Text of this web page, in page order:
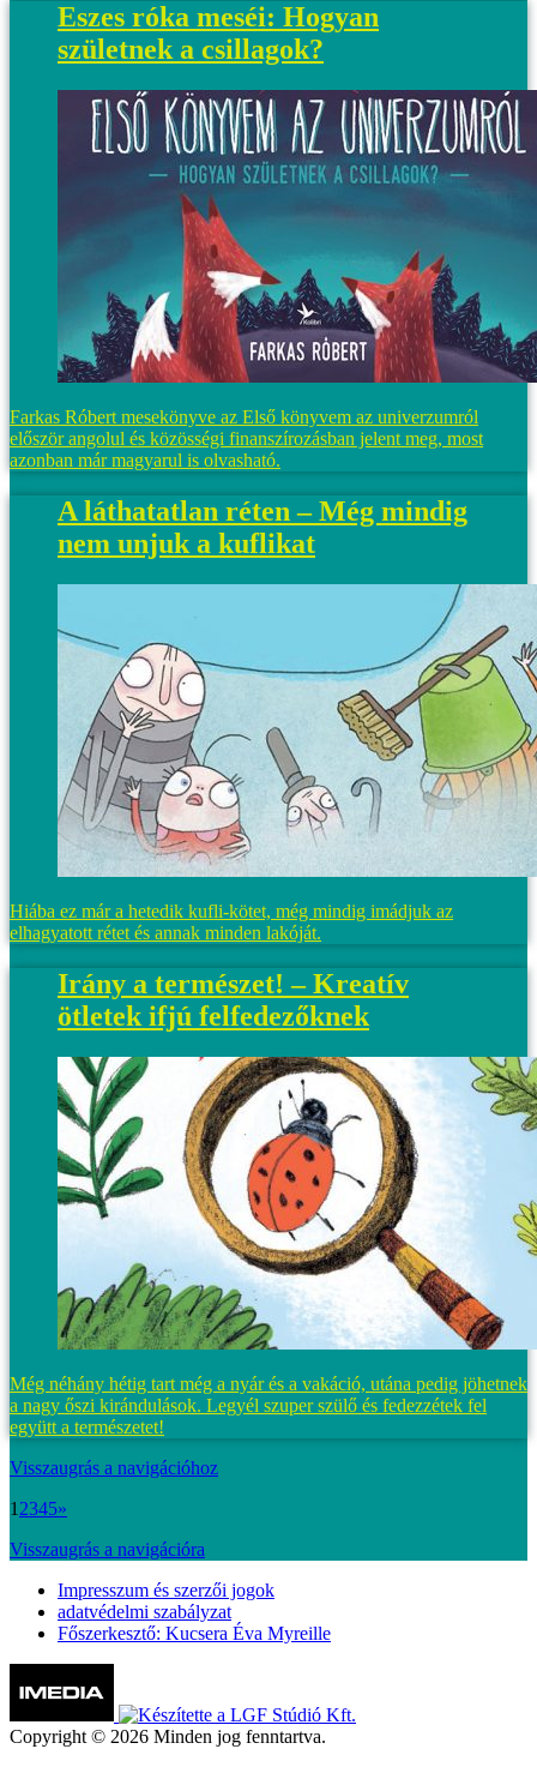
Eszes róka meséi: Hogyan
születnek a csillagok?
Farkas Róbert mesekönyve az Első könyvem az univerzumról
először angolul és közösségi finanszírozásban jelent meg, most
azonban már magyarul is olvasható.
A láthatatlan réten – Még mindig
nem unjuk a kuflikat
Hiába ez már a hetedik kufli-kötet, még mindig imádjuk az
elhagyatott rétet és annak minden lakóját.
Irány a természet! – Kreatív
ötletek ifjú felfedezőknek
Még néhány hétig tart még a nyár és a vakáció, utána pedig jöhetnek
a nagy őszi kirándulások. Legyél szuper szülő és fedezzétek fel
együtt a természetet!
Visszaugrás a navigációhoz
1 2345»
Visszaugrás a navigációra
Impresszum és szerzői jogok
adatvédelmi szabályzat
Főszerkesztő: Kucsera Éva Myreille
Copyright © 2026 Minden jog fenntartva.